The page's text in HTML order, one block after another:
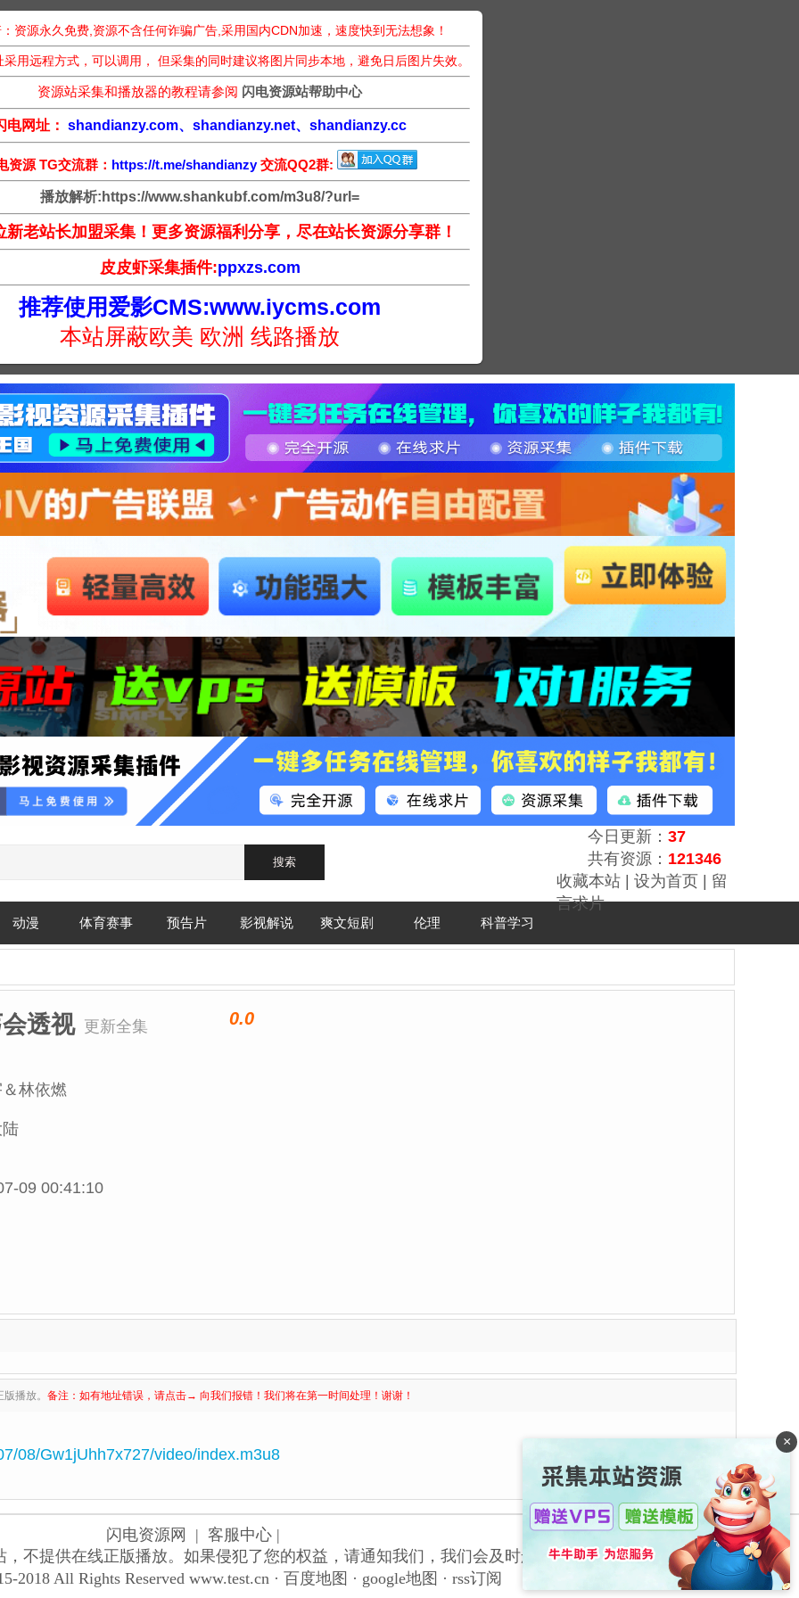
资源永久免费,资源不含任何诈骗广告,采用国内CDN加速，速度快到无法想象！
用远程方式，可以调用， 但采集的同时建议将图片同步本地，避免日后图片失效。
资源站采集和播放器的教程请参阅 闪电资源站帮助中心
电网址： shandianzy.com、shandianzy.net、shandianzy.cc
资源 TG交流群： https://t.me/shandianzy交流QQ2群:
播放解析:https://www.shankubf.com/m3u8/?url=
新老站长加盟采集！更多资源福利分享，尽在站长资源分享群！
皮皮虾采集插件:ppxzs.com
推荐使用爱影CMS:www.iycms.com
本站屏蔽欧美 欧洲 线路播放
今日更新： 37
共有资源： 121346
收藏本站
设为首页
留
言求片
动漫 体育赛事 预告片 影视解说 爽文短剧 伦理 科普学习
透视 更新全集 0.0
林依燃
09 00:41:10
播放。 备注：如有地址错误，请点击→ 向我们报错！我们将在第一时间处理！谢谢！
08/Gw1jUhh7x727/video/index.m3u8
闪电资源网
| 客服中心 |
不提供在线正版播放。如果侵犯了您的权益，请通知我们，我们会及时删除侵权内容，谢谢合作！
2018 All Rights Reserved www.test.cn· 百度地图 · google地图 · rss订阅
×